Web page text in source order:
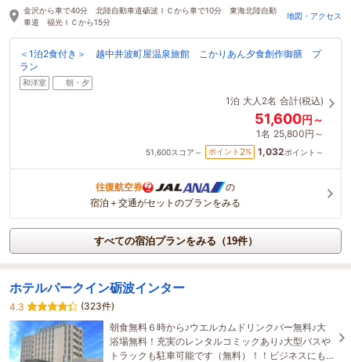
金沢から車で40分 北陸自動車道砺波ＩＣから車で10分 東海北陸自動
車道 福光ＩＣから15分
地図・アクセス
＜1泊2食付き＞ 越中井波町屋温泉旅館 こかりあん夕食創作御膳 プ
ラン
和洋室 朝・夕
1泊 大人2名 合計(税込)
51,600円～
1名 25,800円～
51,600スコア～ ポイント 2% 1,032ポイント～
往復航空券
の
宿泊＋交通がセットのプランをみる
すべての宿泊プランをみる（19件）
ホテルパークイン砺波インター
4.3
(323件)
朝食無料６時から♪ウエルカムドリンクバー無料♪大
浴場無料！充実のレンタルコミックあり♪大型バスや
トラックも駐車可能です（無料）！！ビジネスにも